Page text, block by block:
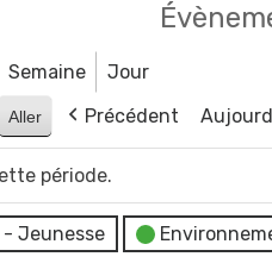
Semaine
Jour
Précédent
période.
Jeunesse